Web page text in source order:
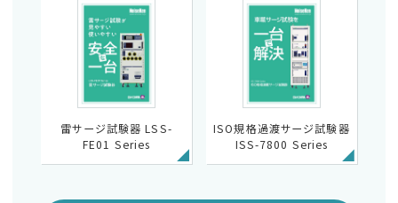
雷サージ試験器 LSS-
FE01 Series
ISO規格過渡サージ試験器
ISS-7800 Series